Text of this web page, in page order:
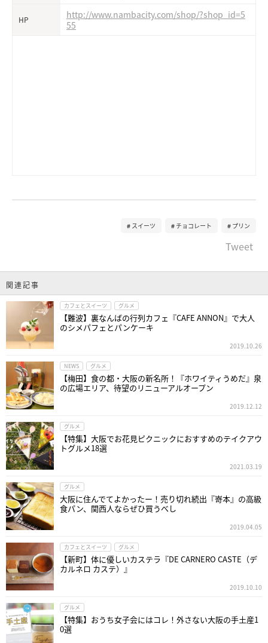
HP
http://www.nambacity.com/shop/?shop_id=5
55
スイーツ チョコレート プリン
Tweet
関連記事
カフェとスイーツ グルメ
【難波】裏なんばの行列カフェ『CAFE ANNON』で大人
のシメパフェとパンケーキ
2019.10.26
NEWS グルメ
【梅田】食の都・大阪の新名所！『ホワイティうめだ』泉
の広場エリア、待望のリニューアルオープン
2019.12.12
グルメ
【特集】大阪でお花見ピクニックにおすすめのテイクアウ
トグルメ18選
2021.03.19
グルメ
大阪に住んでてよかったー！売り切れ続出『嵜本』の高級
食パン、関西人ならぜひ買うべし
2019.04.05
カフェとスイーツ グルメ
【新町】体に優しいカステラ『DE CARNERO CASTE（デ
カルネロ カステ）』
2019.10.10
グルメ
【特集】おうち女子会にはコレ！外さない大阪の手土産1
0選